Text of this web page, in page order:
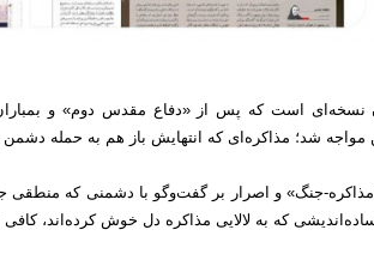
نسخه‌ای است که پس از «دفاع مقدس دوم» و
مواجه شد؛ مذاکره‌ای که انتهایش باز هم به حمله دشمن
جنگ» و اصرار بر گفت‌وگو با دشمنی که منطقی
که به لالایی مذاکره دل خوش کرده‌اند،